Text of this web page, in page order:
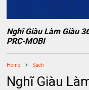
Nghĩ Giàu Làm Giàu
PRC-MOBI
Home Sách
Nghĩ Giàu